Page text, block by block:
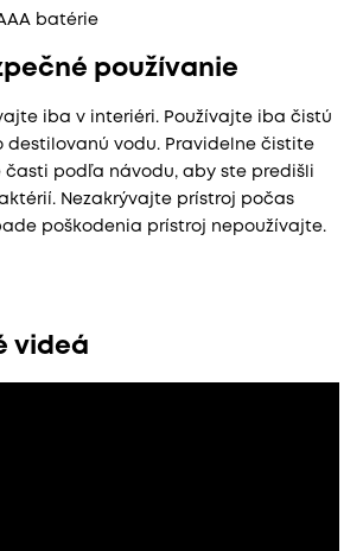
batérie
používanie
iba v interiéri. Používajte iba čistú
destilovanú vodu. Pravidelne čistite
časti podľa návodu, aby ste predišli
Nezakrývajte prístroj počas
poškodenia prístroj nepoužívajte.
videá